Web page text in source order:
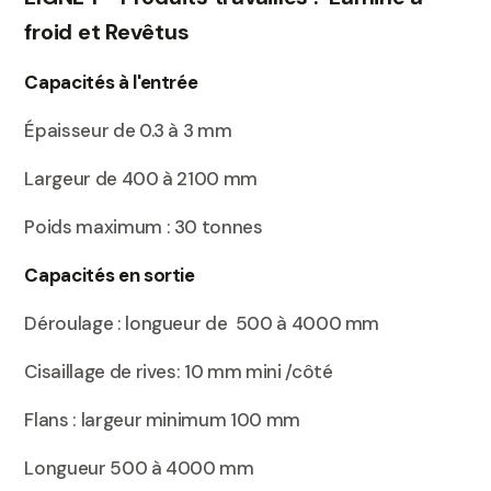
froid et Revêtus
Capacités à l'entrée
Épaisseur de 0.3 à 3 mm
Largeur de 400 à 2100 mm
Poids maximum : 30 tonnes
Capacités en sortie
Déroulage : longueur de 500 à 4000 mm
Cisaillage de rives: 10 mm mini /côté
Flans : largeur minimum 100 mm
Longueur 500 à 4000 mm